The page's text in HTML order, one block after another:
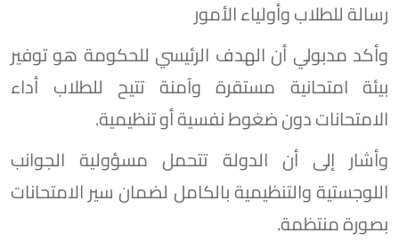
رسالة للطلاب وأولياء الأمور
وأكد مدبولي أن الهدف الرئيسي للحكومة هو توفير
بيئة امتحانية مستقرة وآمنة تتيح للطلاب أداء
الامتحانات دون ضغوط نفسية أو تنظيمية.
وأشار إلى أن الدولة تتحمل مسؤولية الجوانب
اللوجستية والتنظيمية بالكامل لضمان سير الامتحانات
بصورة منتظمة.